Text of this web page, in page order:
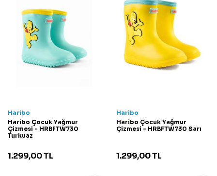
Haribo
Haribo Çocuk Yağmur
Çizmesi - HRBFTW730
Turkuaz
1.299,00TL
Haribo
Haribo Çocuk Yağmur
Çizmesi - HRBFTW730 Sarı
1.299,00TL